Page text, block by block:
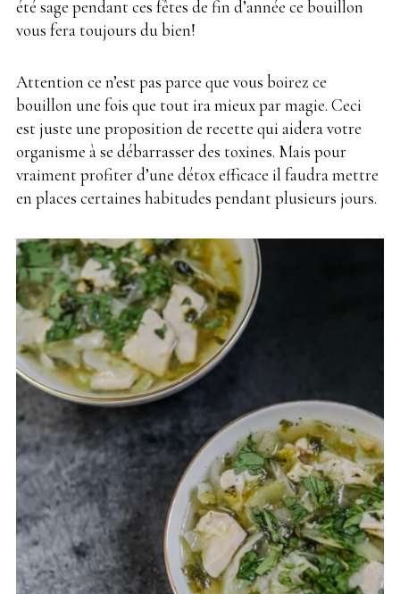
été sage pendant ces fêtes de fin d’année ce bouillon
vous fera toujours du bien!
Attention ce n’est pas parce que vous boirez ce
bouillon une fois que tout ira mieux par magie. Ceci
est juste une proposition de recette qui aidera votre
organisme à se débarrasser des toxines. Mais pour
vraiment profiter d’une détox efficace il faudra mettre
en places certaines habitudes pendant plusieurs jours.